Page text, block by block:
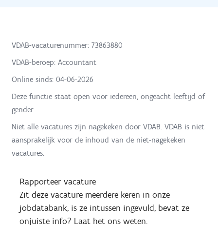
VDAB-vacaturenummer: 73863880
VDAB-beroep: Accountant
Online sinds: 04-06-2026
Deze functie staat open voor iedereen, ongeacht leeftijd of
gender.
Niet alle vacatures zijn nagekeken door VDAB. VDAB is niet
aansprakelijk voor de inhoud van de niet-nagekeken
vacatures.
Rapporteer vacature
Zit deze vacature meerdere keren in onze
jobdatabank, is ze intussen ingevuld, bevat ze
onjuiste info? Laat het ons weten.